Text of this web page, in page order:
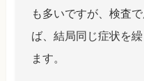
も多いですが、検査
ば、結局同じ症状を
ます。